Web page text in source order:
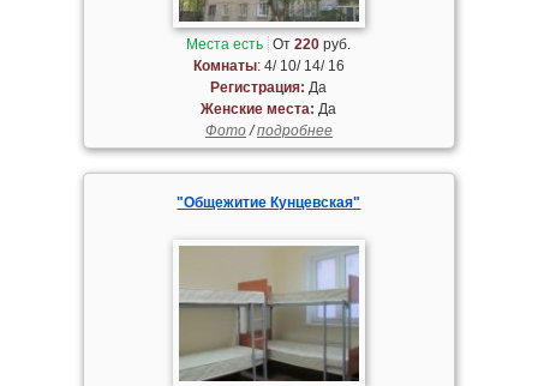
Места есть От220 руб.
Комнаты: 4/ 10/ 14/ 16
Регистрация: Да
Женские места: Да
Фото/подробнее
"Общежитие Кунцевская"